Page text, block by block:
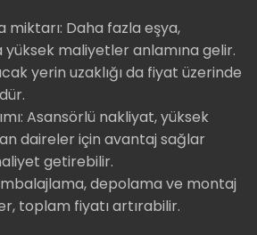
miktarı: Daha fazla eşya,
maliyetler anlamına gelir.
yerin uzaklığı da fiyat üzerinde
Asansörlü nakliyat, yüksek
daireler için avantaj sağlar
getirebilir.
depolama ve montaj
toplam fiyatı artırabilir.